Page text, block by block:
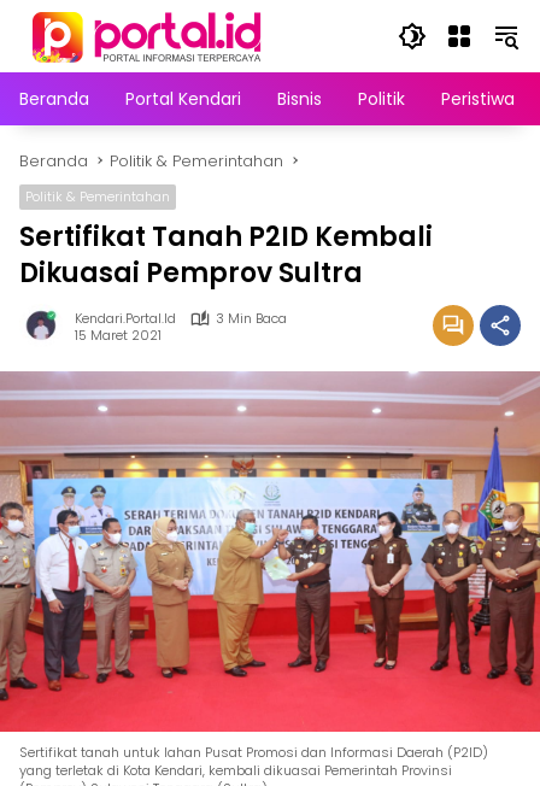
Langsung
konten
Beranda
Portal Kendari Bisnis Politik Peristiwa
Beranda Politik & Pemerintahan
Politik & Pemerintahan
Sertifikat Tanah P2ID Kembali
Dikuasai Pemprov Sultra
Kendari.portal.id
3 Min Baca
15 Maret 2021
Sertifikat tanah untuk lahan Pusat Promosi dan Informasi Daerah (P2ID)
yang terletak di Kota Kendari, kembali dikuasai Pemerintah Provinsi